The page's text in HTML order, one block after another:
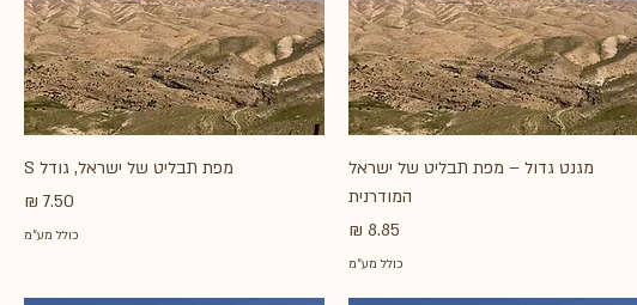
מגנט גדול – מפת תבליט של ישראל
המודרנית
מחיר
כולל מע״מ
מפת תבליט של ישראל, גודל S
מחיר
כולל מע״מ